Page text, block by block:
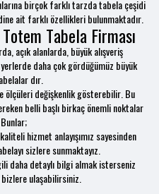
birçok farklı tarzda tabela çeşidi
ait farklı özellikleri bulunmaktadır.
Tabela Firması
açık alanlarda, büyük alışveriş
daha çok gördüğümüz büyük
dır.
ölçüleri değişkenlik gösterebilir. Bu
belli başlı birkaç önemli noktalar
hizmet anlayışımız sayesinden
sizlere sunmaktayız.
daha detaylı bilgi almak isterseniz
ulaşabilirsiniz.